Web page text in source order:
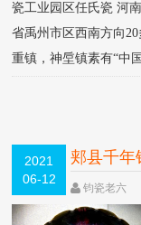
瓷工业园区任氏瓷 河
省禹州市区西南方向
重镇，神垕镇素有“中
2021
06-12
郏县千年
钧瓷老六